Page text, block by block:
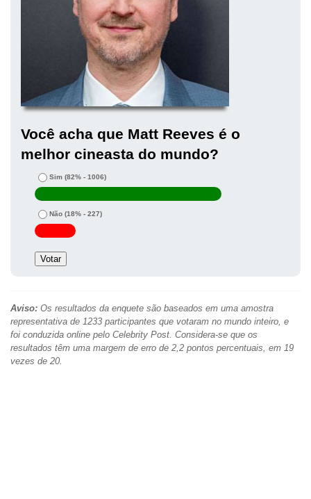
Você acha que Matt Reeves é o
melhor cineasta do mundo?
Sim (82% - 1006)
Não (18% - 227)
Aviso: Os resultados da enquete são baseados em uma amostra
representativa de 1233 participantes que votaram no mundo inteiro, e
foi conduzida online pelo Celebrity Post. Considera-se que os
resultados têm uma margem de erro de 2,2 pontos percentuais, em 19
vezes de 20.